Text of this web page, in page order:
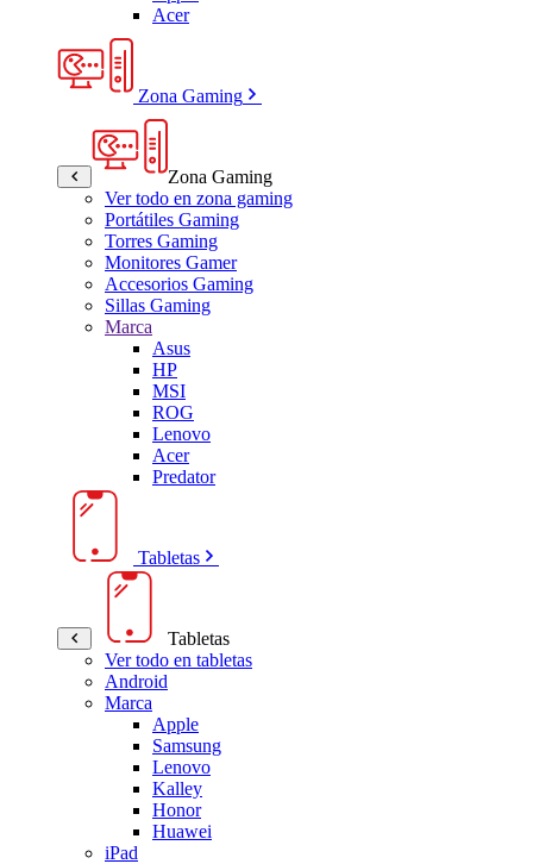
Acer
Zona Gaming
Zona Gaming
Ver todo en zona gaming
Portátiles Gaming
Torres Gaming
Monitores Gamer
Accesorios Gaming
Sillas Gaming
Marca
Asus
HP
MSI
ROG
Lenovo
Acer
Predator
Tabletas
Tabletas
Ver todo en tabletas
Android
Marca
Apple
Samsung
Lenovo
Kalley
Honor
Huawei
iPad